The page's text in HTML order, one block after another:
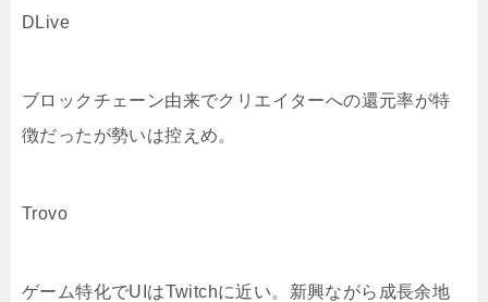
DLive
ブロックチェーン由来でクリエイターへの還元率が特
徴だったが勢いは控えめ。
Trovo
ゲーム特化でUIはTwitchに近い。新興ながら成長余地